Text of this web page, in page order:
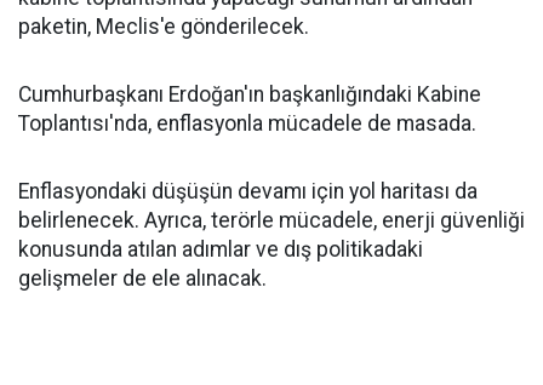
paketin, Meclis'e gönderilecek.
Cumhurbaşkanı Erdoğan'ın başkanlığındaki Kabine
Toplantısı'nda, enflasyonla mücadele de masada.
Enflasyondaki düşüşün devamı için yol haritası da
belirlenecek. Ayrıca, terörle mücadele, enerji güvenliği
konusunda atılan adımlar ve dış politikadaki
gelişmeler de ele alınacak.